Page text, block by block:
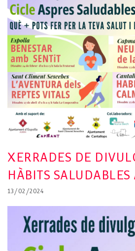
XERRADES DE
HÀBITS SALUDABLES
13/02/2024